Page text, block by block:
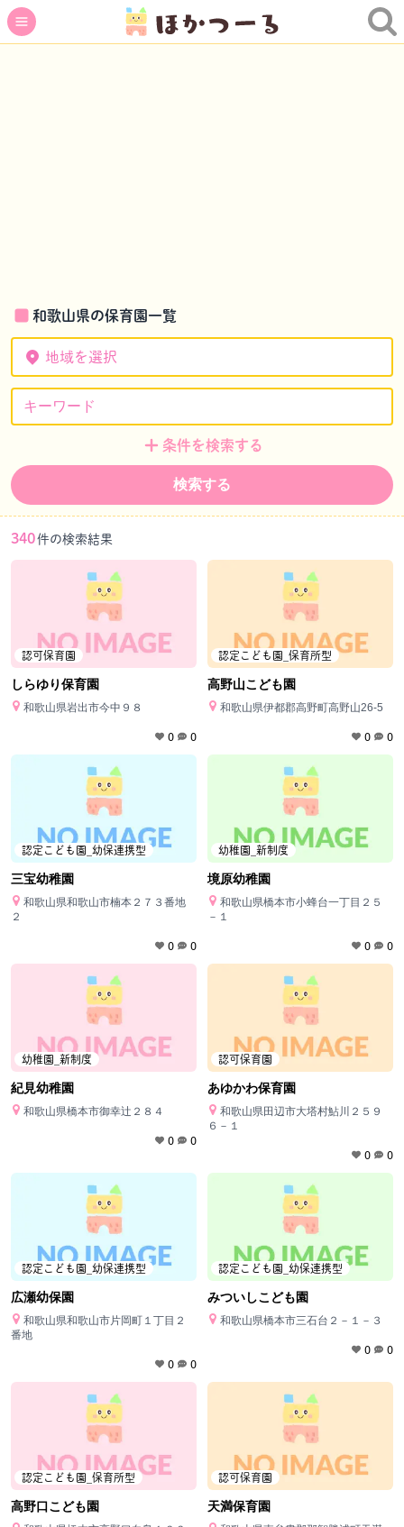
和歌山県の保育園一覧
地域を選択
条件を検索する
検索する
340件の検索結果
認可保育園
しらゆり保育園
和歌山県岩出市今中９８
0 0
認定こども園_保育所型
高野山こども園
和歌山県伊都郡高野町高野山26-5
0 0
認定こども園_幼保連携型
三宝幼稚園
和歌山県和歌山市楠本２７３番地
２
0 0
幼稚園_新制度
境原幼稚園
和歌山県橋本市小蜂台一丁目２５
－１
0 0
幼稚園_新制度
紀見幼稚園
和歌山県橋本市御幸辻２８４
0 0
認可保育園
あゆかわ保育園
和歌山県田辺市大塔村鮎川２５９
６－１
0 0
認定こども園_幼保連携型
広瀬幼保園
和歌山県和歌山市片岡町１丁目２
番地
0 0
認定こども園_幼保連携型
みついしこども園
和歌山県橋本市三石台２－１－３
0 0
認定こども園_保育所型
高野口こども園
認可保育園
天満保育園